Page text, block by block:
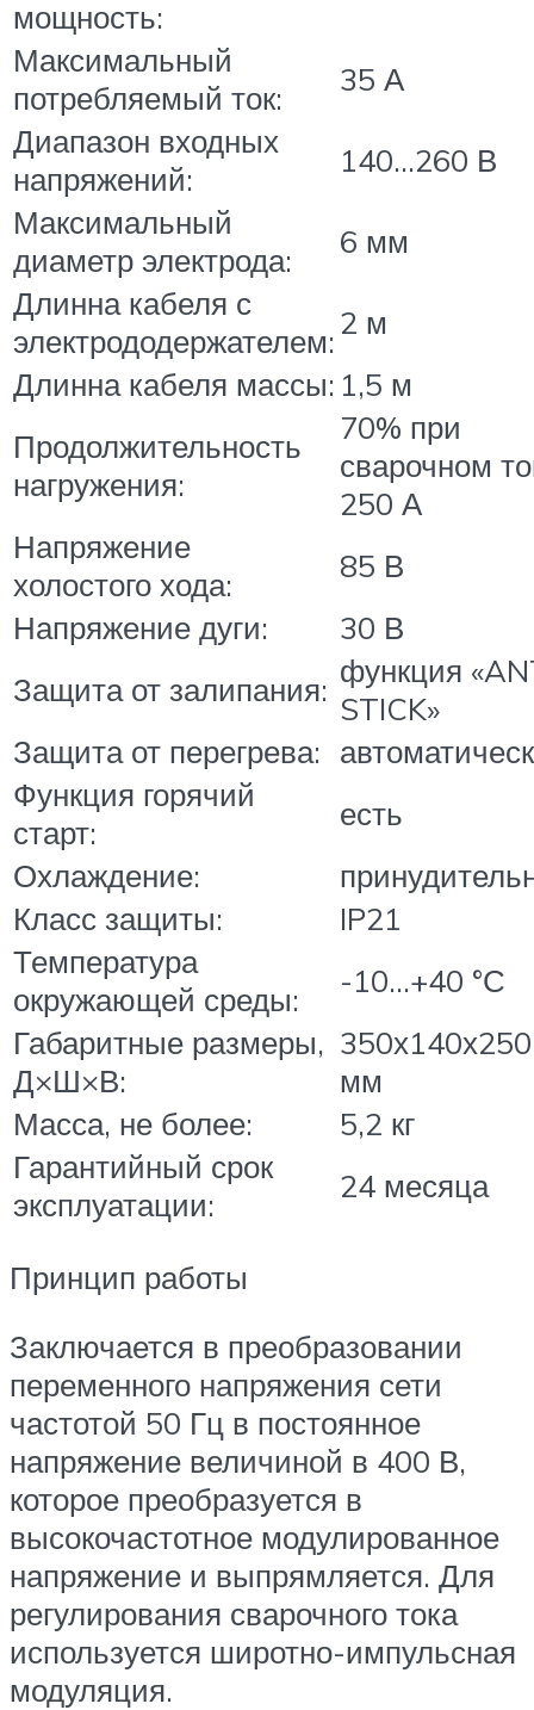
мощность:
Максимальный
потребляемый ток:
35 А
Диапазон входных
напряжений:
140…260 В
Максимальный
диаметр электрода:
6 мм
Длинна кабеля с
электрододержателем: 2 м
Длинна кабеля массы: 1,5 м
Продолжительность
нагружения:
70% при
сварочном
250 А
Напряжение
холостого хода:
85 В
Напряжение дуги:
30 В
Защита от залипания: функция
STICK»
Защита от перегрева:
Функция горячий
старт:
есть
Охлаждение:
Класс защиты:
IP21
Температура
окружающей среды:
-10…+40 °С
Габаритные размеры,
Д×Ш×В:
350х140х250
мм
Масса, не более:
5,2 кг
Гарантийный срок
эксплуатации:
24 месяца
Принцип работы
Заключается в преобразовании
переменного напряжения сети
частотой 50 Гц в постоянное
напряжение величиной в 400 В,
которое преобразуется в
высокочастотное модулированное
напряжение и выпрямляется. Для
регулирования сварочного тока
используется широтно-импульсная
модуляция.